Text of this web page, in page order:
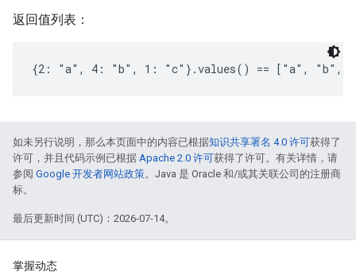
返回值列表：
{2: "a", 4: "b", 1: "c"}.values() == ["a", "b",
如未另行说明，那么本页面中的内容已根据知识共享署名 4.0 许可获得了
许可，并且代码示例已根据 Apache 2.0 许可获得了许可。有关详情，请
参阅 Google 开发者网站政策。Java 是 Oracle 和/或其关联公司的注册商
标。
最后更新时间 (UTC)：2026-07-14。
掌握动态